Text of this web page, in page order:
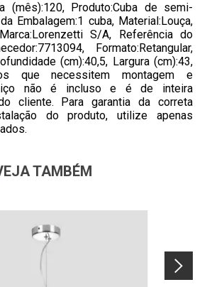
(mês):120, Produto:Cuba de semi-
Embalagem:1 cuba, Material:Louça,
S/A, Referência do
Formato:Retangular,
(cm):40,5, Largura (cm):43,
que necessitem montagem e
não é incluso e é de inteira
cliente. Para garantia da correta
do produto, utilize apenas
TAMBÉM